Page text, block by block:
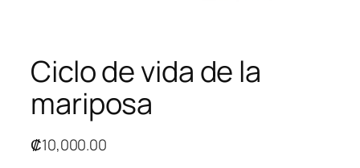
Ciclo de vida de la
mariposa
₡10,000.00